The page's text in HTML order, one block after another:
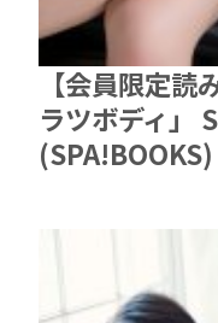
【会員限定
ラツボディ」
(SPA!BOOKS)